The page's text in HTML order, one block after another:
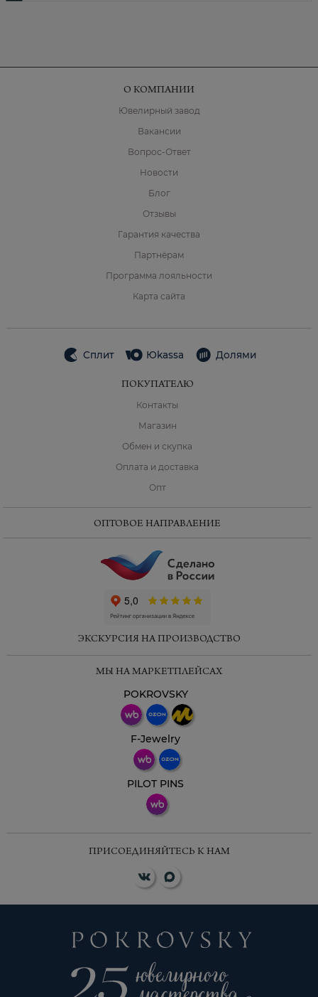
О КОМПАНИИ
Ювелирный завод
Вакансии
Вопрос-Ответ
Новости
Блог
Отзывы
Гарантия качества
Партнёрам
Программа лояльности
Карта сайта
Сплит Юkassa Долями
ПОКУПАТЕЛЮ
Контакты
Магазин
Обмен и скупка
Оплата и доставка
Опт
ОПТОВОЕ НАПРАВЛЕНИЕ
ЭКСКУРСИЯ НА ПРОИЗВОДСТВО
МЫ НА МАРКЕТПЛЕЙСАХ
POKROVSKY
F-Jewelry
PILOT PINS
ПРИСОЕДИНЯЙТЕСЬ К НАМ